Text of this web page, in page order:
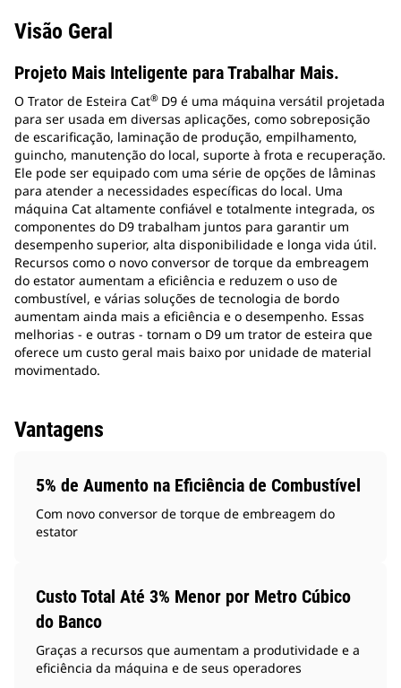
Visão Geral
Projeto Mais Inteligente para Trabalhar Mais.
O Trator de Esteira Cat® D9 é uma máquina versátil projetada
para ser usada em diversas aplicações, como sobreposição
de escarificação, laminação de produção, empilhamento,
guincho, manutenção do local, suporte à frota e recuperação.
Ele pode ser equipado com uma série de opções de lâminas
para atender a necessidades específicas do local. Uma
máquina Cat altamente confiável e totalmente integrada, os
componentes do D9 trabalham juntos para garantir um
desempenho superior, alta disponibilidade e longa vida útil.
Recursos como o novo conversor de torque da embreagem
do estator aumentam a eficiência e reduzem o uso de
combustível, e várias soluções de tecnologia de bordo
aumentam ainda mais a eficiência e o desempenho. Essas
melhorias - e outras - tornam o D9 um trator de esteira que
oferece um custo geral mais baixo por unidade de material
movimentado.
Vantagens
5% de Aumento na Eficiência de Combustível
Com novo conversor de torque de embreagem do
estator
Custo Total Até 3% Menor por Metro Cúbico
do Banco
Graças a recursos que aumentam a produtividade e a
eficiência da máquina e de seus operadores